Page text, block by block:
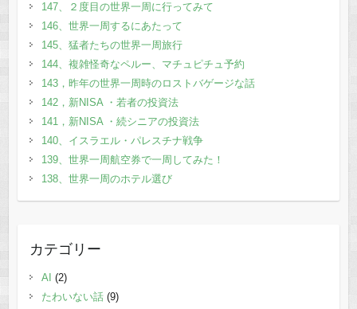
147、２度目の世界一周に行ってみて
146、世界一周するにあたって
145、猛者たちの世界一周旅行
144、複雑怪奇なペルー、マチュピチュ予約
143，昨年の世界一周時のロストバゲージな話
142，新NISA ・若者の投資法
141，新NISA ・続シニアの投資法
140、イスラエル・パレスチナ戦争
139、世界一周航空券で一周してみた！
138、世界一周のホテル選び
カテゴリー
AI (2)
たわいない話(9)